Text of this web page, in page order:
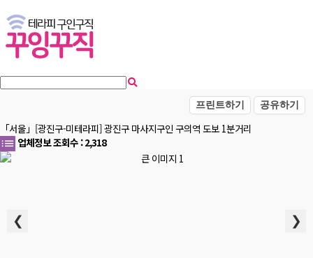
프린트하기 공유하기
「서울」[광진구-미테라피] 광진구 마사지구인 구의역 도보 1분거리
업체정보조회수 : 2,318
❮ ❯